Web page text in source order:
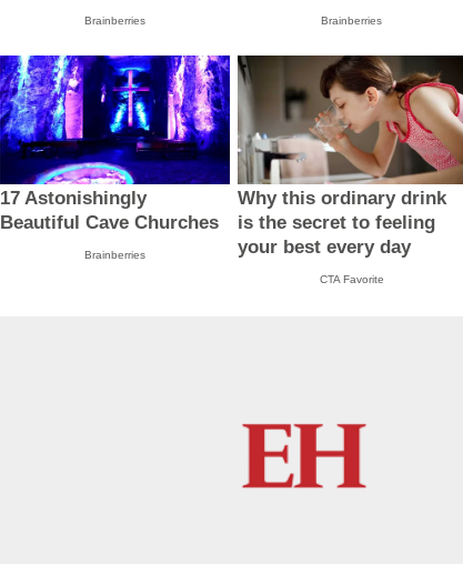
Brainberries Brainberries
17 Astonishingly
Beautiful Cave Churches
Brainberries
Why this ordinary drink
is the secret to feeling
your best every day
CTA Favorite